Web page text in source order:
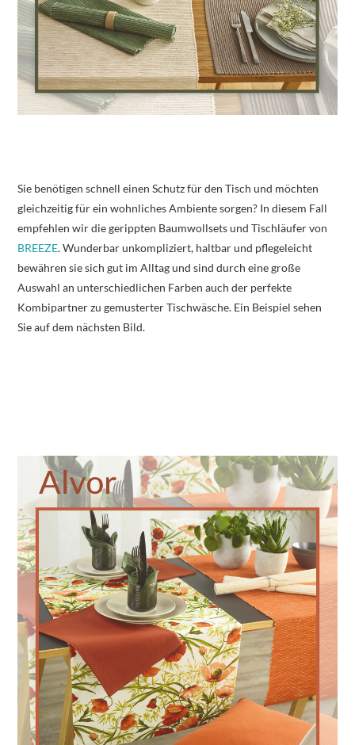
Sie benötigen schnell einen Schutz für den Tisch und möchten
gleichzeitig für ein wohnliches Ambiente sorgen? In diesem Fall
empfehlen wir die gerippten Baumwollsets und Tischläufer von
BREEZE. Wunderbar unkompliziert, haltbar und pflegeleicht
bewähren sie sich gut im Alltag und sind durch eine große
Auswahl an unterschiedlichen Farben auch der perfekte
Kombipartner zu gemusterter Tischwäsche. Ein Beispiel sehen
Sie auf dem nächsten Bild.